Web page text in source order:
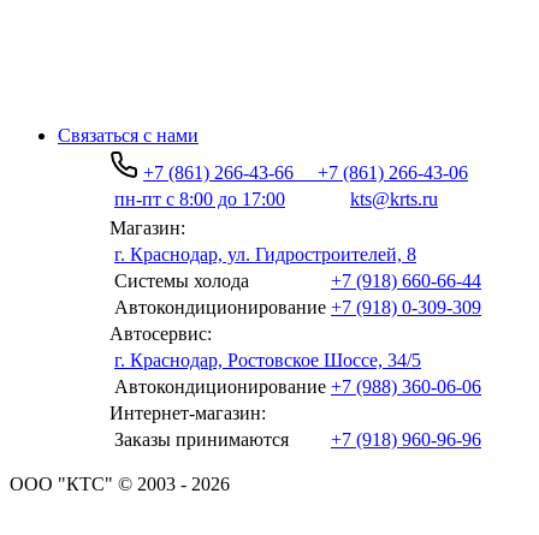
Связаться с нами
+7 (861) 266-43-66
+7 (861) 266-43-06
пн-пт с 8:00 до 17:00
kts@krts.ru
Магазин:
г. Краснодар, ул. Гидростроителей, 8
Системы холода
+7 (918) 660-66-44
Автокондиционирование +7 (918) 0-309-309
Автосервис:
г. Краснодар, Ростовское Шоссе, 34/5
Автокондиционирование +7 (988) 360-06-06
Интернет-магазин:
Заказы принимаются
+7 (918) 960-96-96
ООО "КТС" © 2003 - 2026